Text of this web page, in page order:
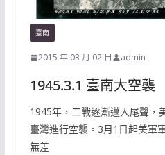
臺南
2015 年 03 月 02 日 admin
1945.3.1 臺南大空襲
1945年，二戰逐漸邁入尾聲，
臺灣進行空襲。3月1日起美軍
無差